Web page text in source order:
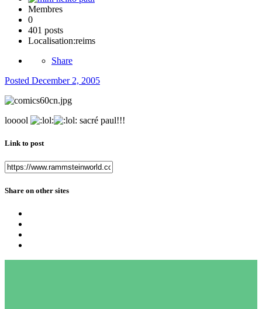
Membres
0
401 posts
Localisation:reims
Share
Posted December 2, 2005
looool sacré paul!!!
Link to post
Share on other sites